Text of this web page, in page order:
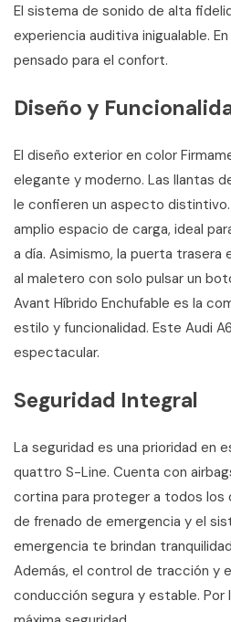
El sistema de sonido de alta
experiencia auditiva inigualable.
pensado para el confort.
Diseño y
El diseño exterior en color
elegante y moderno. Las llantas
le confieren un aspecto
amplio espacio de carga, ideal
a día. Asimismo, la puerta
al maletero con solo pulsar un
Avant Híbrido Enchufable es la
estilo y funcionalidad. Este Audi
espectacular.
Seguridad Integral
La seguridad es una prioridad en
quattro S-Line. Cuenta con
cortina para proteger a todos los
de frenado de emergencia y el
emergencia te brindan
Además, el control de tracción y
conducción segura y estable. Por